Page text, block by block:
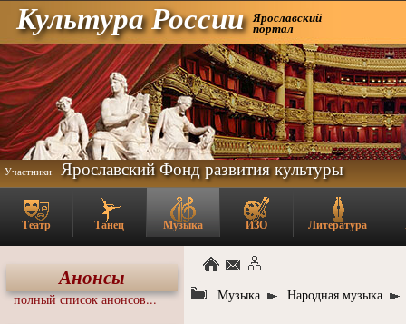
Культура России Ярославский
портал
Участники: Ярославский Фонд развития культуры
Театр Танец Музыка ИЗО Литература
Анонсы
полный список анонсов... Музыка Народная музыка